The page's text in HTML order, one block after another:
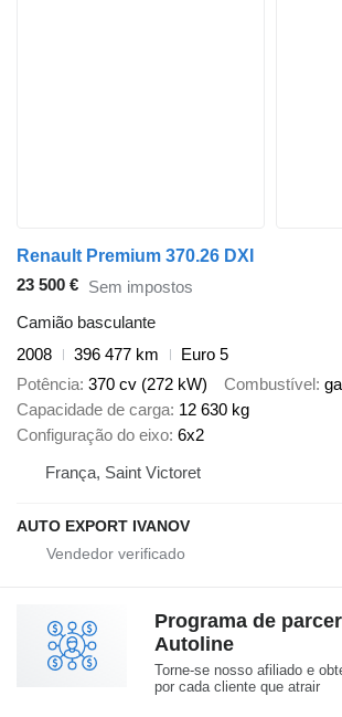
Renault Premium 370.26 DXI
23 500 € Sem impostos
Camião basculante
2008
396 477 km
Euro 5
Potência 370 cv (272 kW) Combustível
Capacidade de carga 12 630 kg
Configuração do eixo 6x2
França, Saint Victoret
AUTO EXPORT IVANOV
Programa de
Autoline
Torne-se nosso afiliado e
por cada cliente que atrair